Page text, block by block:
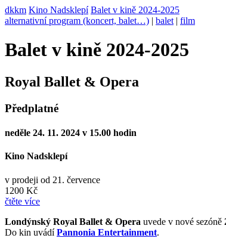
dkkm Kino Nadsklepí Balet v kině 2024-2025
alternativní program (koncert, balet…) | balet | film
Balet v kině 2024-2025
Royal Ballet & Opera
Předplatné
neděle 24. 11. 2024 v 15.00 hodin
Kino Nadsklepí
v prodeji od 21. července
1200 Kč
čtěte více
Londýnský Royal Ballet & Opera uvede v nové sezóně
Do kin uvádíPannonia Entertainment.